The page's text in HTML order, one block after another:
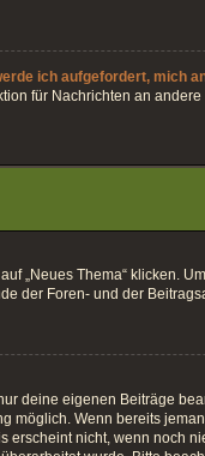
ich aufgefordert, mich
für Nachrichten an
„Neues Thema“ klicken.
der Foren- und der
deine eigenen Beiträge
möglich. Wenn bereits
nicht, wenn noch